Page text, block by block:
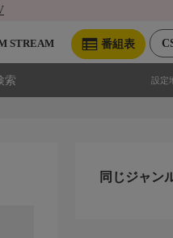
番組表
STREAM
索 設定
同じジャン